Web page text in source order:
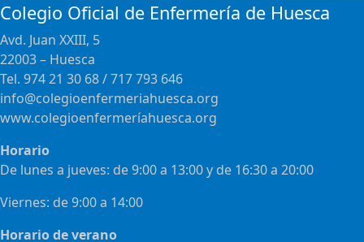
Colegio Oficial de Enfermería de Huesca
Avd. Juan XXIII, 5
22003 – Huesca
Tel. 974 21 30 68 / 717 793 646
info@colegioenfermeriahuesca.org
www.colegioenfermeríahuesca.org
Horario
De lunes a jueves: de 9:00 a 13:00 y de 16:30 a 20:00
Viernes: de 9:00 a 14:00
Horario de verano